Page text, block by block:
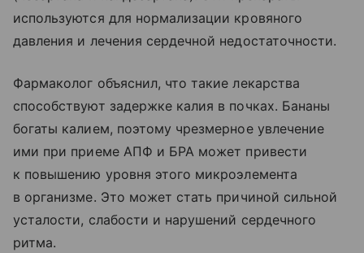
используются для нормализации кровяного
давления и лечения сердечной недостаточности.
Фармаколог объяснил, что такие лекарства
способствуют задержке калия в почках. Бананы
богаты калием, поэтому чрезмерное увлечение
ими при приеме АПФ и БРА может привести
к повышению уровня этого микроэлемента
в организме. Это может стать причиной сильной
усталости, слабости и нарушений сердечного
ритма.